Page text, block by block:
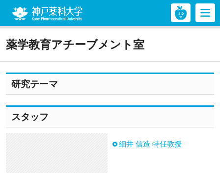
薬学教育アチーブメント室
研究テーマ
スタッフ
細井 信造 特任教授
神戸薬科大学